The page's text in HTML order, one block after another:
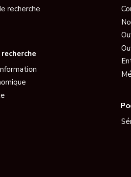
recherche